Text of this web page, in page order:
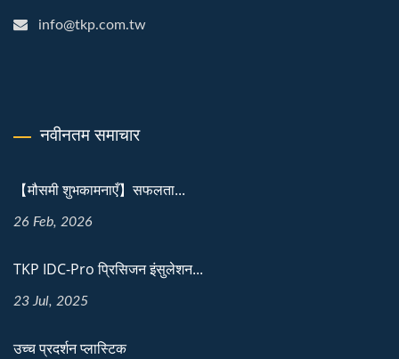
info@tkp.com.tw
नवीनतम समाचार
【मौसमी शुभकामनाएँ】सफलता...
26 Feb, 2026
TKP IDC-Pro प्रिसिजन इंसुलेशन...
23 Jul, 2025
उच्च प्रदर्शन प्लास्टिक